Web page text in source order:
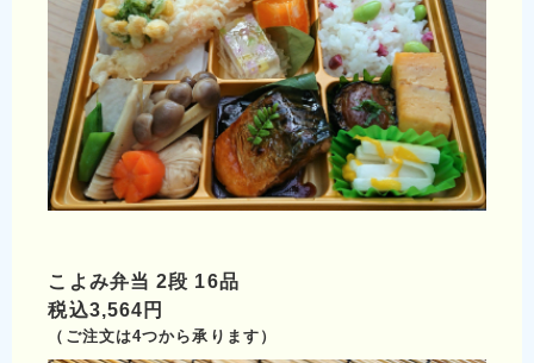
こよみ弁当 2段 16品
税込3,564円
（ご注文は4つから承ります）